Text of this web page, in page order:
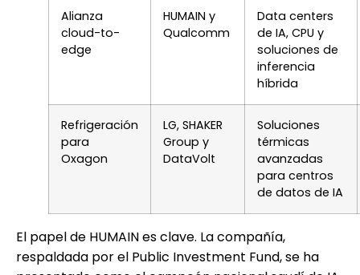
Alianza
cloud-to-
edge
HUMAIN y
Qualcomm
Data centers
de IA, CPU y
soluciones de
inferencia
híbrida
Refrigeración
para
Oxagon
LG, SHAKER
Group y
DataVolt
Soluciones
térmicas
avanzadas
para centros
de datos de IA
El papel de HUMAIN es clave. La compañía,
respaldada por el Public Investment Fund, se ha